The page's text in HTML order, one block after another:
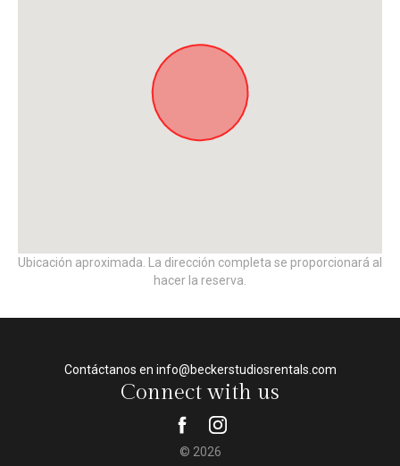
Ubicación aproximada. La dirección completa se proporcionará al
hacer la reserva.
Contáctanos en info@beckerstudiosrentals.com
Connect with us
© 2026